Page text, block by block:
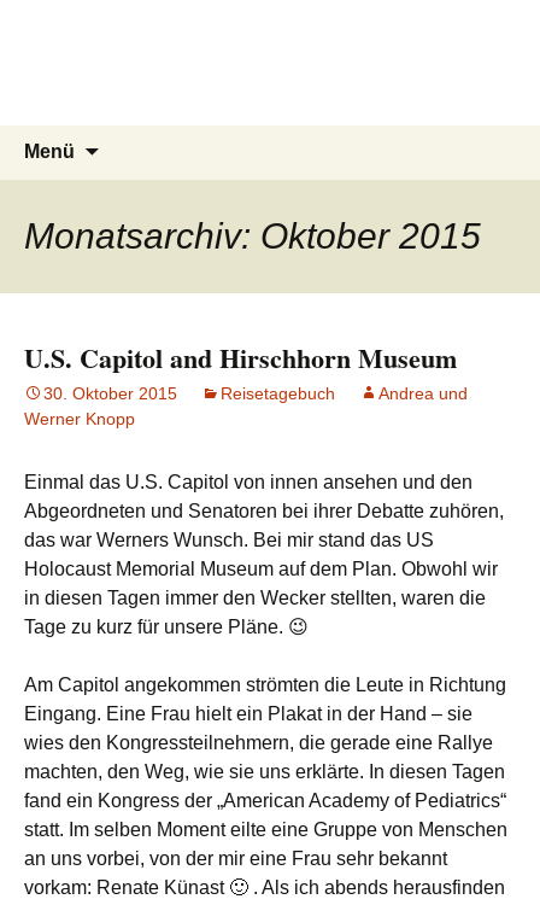
Menü
Monatsarchiv: Oktober 2015
U.S. Capitol and Hirschhorn Museum
30. Oktober 2015 Reisetagebuch
Andrea und
Werner Knopp
Einmal das U.S. Capitol von innen ansehen und den
Abgeordneten und Senatoren bei ihrer Debatte zuhören,
das war Werners Wunsch. Bei mir stand das US
Holocaust Memorial Museum auf dem Plan. Obwohl wir
in diesen Tagen immer den Wecker stellten, waren die
Tage zu kurz für unsere Pläne. 😉
Am Capitol angekommen strömten die Leute in Richtung
Eingang. Eine Frau hielt ein Plakat in der Hand – sie
wies den Kongressteilnehmern, die gerade eine Rallye
machten, den Weg, wie sie uns erklärte. In diesen Tagen
fand ein Kongress der „American Academy of Pediatrics“
statt. Im selben Moment eilte eine Gruppe von Menschen
an uns vorbei, von der mir eine Frau sehr bekannt
vorkam: Renate Künast 🙂 . Als ich abends herausfinden